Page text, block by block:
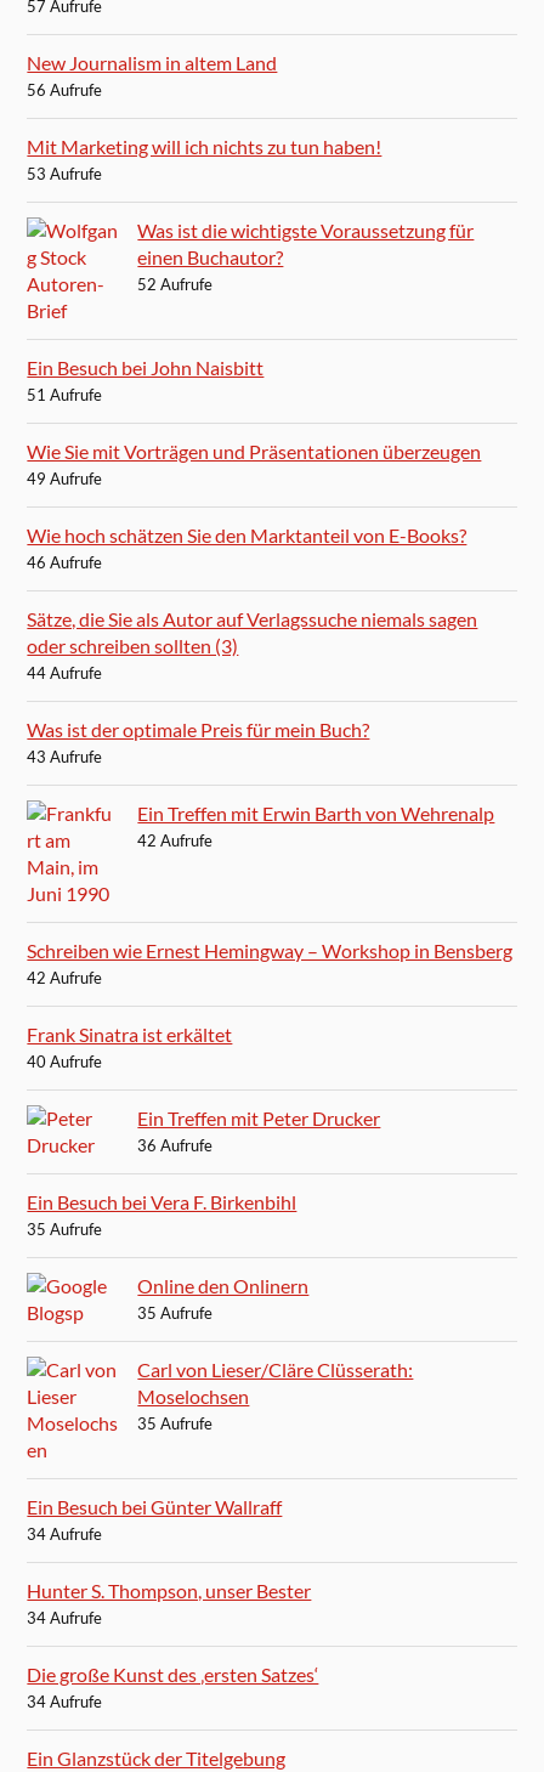
57 Aufrufe
New Journalism in altem Land
56 Aufrufe
Mit Marketing will ich nichts zu tun haben!
53 Aufrufe
Was ist die wichtigste Voraussetzung für
einen Buchautor?
52 Aufrufe
Ein Besuch bei John Naisbitt
51 Aufrufe
Wie Sie mit Vorträgen und Präsentationen überzeugen
49 Aufrufe
Wie hoch schätzen Sie den Marktanteil von E-Books?
46 Aufrufe
Sätze, die Sie als Autor auf Verlagssuche niemals sagen
oder schreiben sollten (3)
44 Aufrufe
Was ist der optimale Preis für mein Buch?
43 Aufrufe
Ein Treffen mit Erwin Barth von Wehrenalp
42 Aufrufe
Schreiben wie Ernest Hemingway – Workshop in Bensberg
42 Aufrufe
Frank Sinatra ist erkältet
40 Aufrufe
Ein Treffen mit Peter Drucker
36 Aufrufe
Ein Besuch bei Vera F. Birkenbihl
35 Aufrufe
Online den Onlinern
35 Aufrufe
Carl von Lieser/Cläre Clüsserath:
Moselochsen
35 Aufrufe
Ein Besuch bei Günter Wallraff
34 Aufrufe
Hunter S. Thompson, unser Bester
34 Aufrufe
Die große Kunst des ‚ersten Satzes‘
34 Aufrufe
Ein Glanzstück der Titelgebung